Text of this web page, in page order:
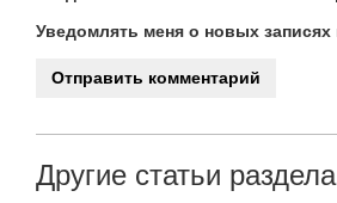
Уведомлять меня о новых записях
Другие статьи раздела